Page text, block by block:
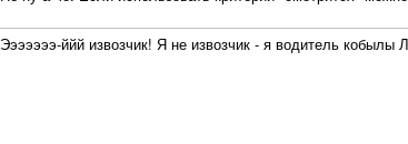
Эээээээ-ййй извозчик! Я не извозчик - я водитель